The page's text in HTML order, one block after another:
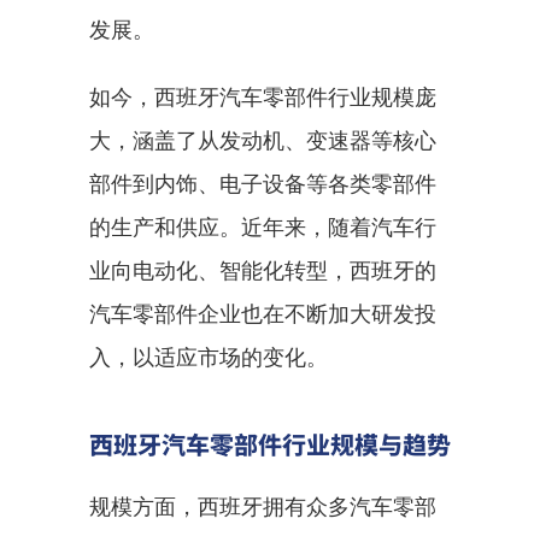
发展。
如今，西班牙汽车零部件行业规模庞
大，涵盖了从发动机、变速器等核心
部件到内饰、电子设备等各类零部件
的生产和供应。近年来，随着汽车行
业向电动化、智能化转型，西班牙的
汽车零部件企业也在不断加大研发投
入，以适应市场的变化。
西班牙汽车零部件行业规模与趋势
规模方面，西班牙拥有众多汽车零部